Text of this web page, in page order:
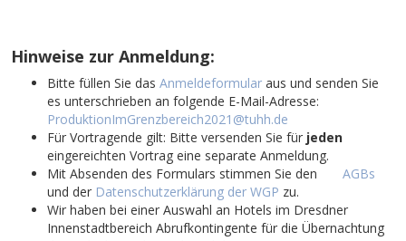
Hinweise zur Anmeldung:
Bitte füllen Sie das Anmeldeformular aus und senden Sie
es unterschrieben an folgende E-Mail-Adresse:
ProduktionImGrenzbereich2021@tuhh.de
Für Vortragende gilt: Bitte versenden Sie für jeden
eingereichten Vortrag eine separate Anmeldung.
Mit Absenden des Formulars stimmen Sie den
AGBs
und der Datenschutzerklärung der WGP zu.
Wir haben bei einer Auswahl an Hotels im Dresdner
Innenstadtbereich Abrufkontingente für die Übernachtung